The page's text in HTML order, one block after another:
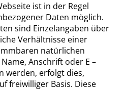
ist in der Regel
Daten möglich.
sind Einzelangaben über
Verhältnisse einer
natürlichen
Anschrift oder E –
werden, erfolgt dies,
freiwilliger Basis. Diese